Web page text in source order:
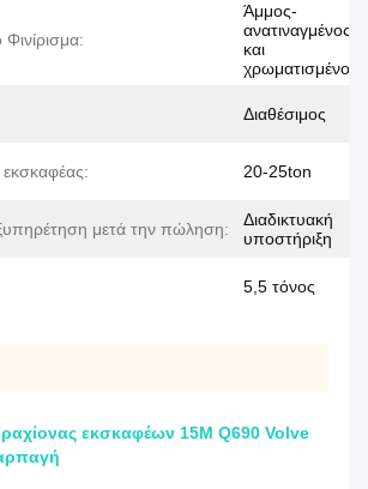
Φινίρισμα:
Άμμος-
ανατιναγμένος
και
χρωματισμένος
Διαθέσιμος
20-25ton
μετά την πώληση:
Διαδικτυακή
υποστήριξη
5,5 τόνος
εκσκαφέων 15M Q690 Volve